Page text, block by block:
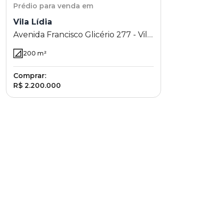
Prédio para venda em
Vila Lídia
Avenida Francisco Glicério 277 - Vila
200 m²
Comprar:
R$ 2.200.000